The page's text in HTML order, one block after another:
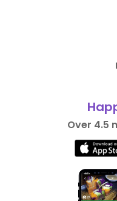
Over 4.5